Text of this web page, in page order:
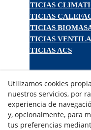
NOTICIAS
NOTICIAS
NOTICIAS
NOTICIAS
NOTICIAS ACS
NOVEDADES
MI CUENTA
CONTÁCTANOS
Utilizamos cookies
nuestros servicios, por
experiencia de
y, opcionalmente, para
tus preferencias